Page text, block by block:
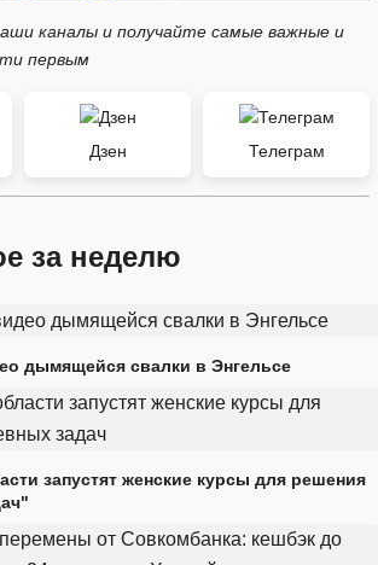
каналы и получайте самые важные и
первым
Дзен Телеграм
за неделю
дымящейся свалки в Энгельсе
запустят женские курсы для решения